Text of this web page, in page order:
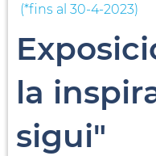
(*fins al 30-4-2023)
la
sigui"